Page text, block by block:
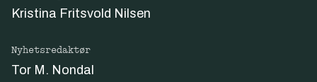
Kristina Fritsvold Nilsen
Nyhetsredaktør
Tor M. Nondal